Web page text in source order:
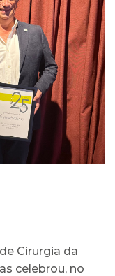
Cirurgia da
celebrou, no